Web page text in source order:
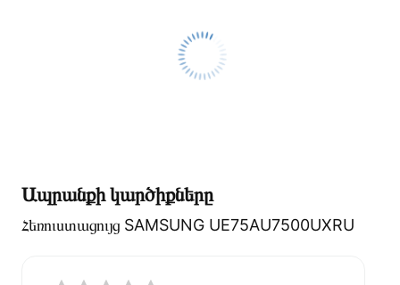
Ապրանքի կարծիքները
Հեռուստացույց SAMSUNG UE75AU7500UXRU